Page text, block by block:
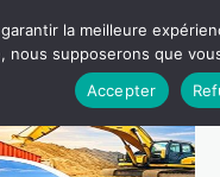
la meilleure
nous supposerons que
Accepter